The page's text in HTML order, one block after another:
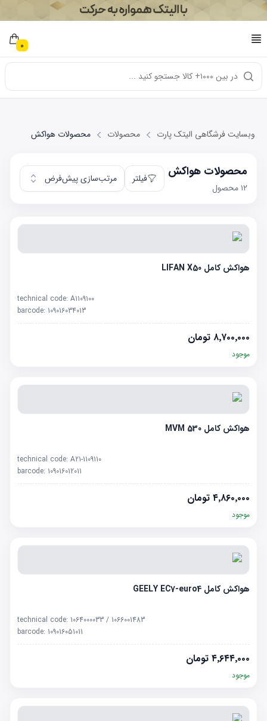
0
در بین ۱۰۰۰+ کالا جستجو کنید ...
وبسایت فرشگاهی الیتک پارت محصولات محصولات هواکش
محصولات هواکش
۱۲محصول
فیلتر مرتب‌سازی پیش‌فرض
هواکش کامل LIFAN X50
technical code: A1109100
barcode: 109016034013
۸٬۷۰۰٬۰۰۰ تومان
موجود
هواکش کامل MVM 530
technical code: A21-1109110
barcode: 109016012011
۴٬۸۶۰٬۰۰۰ تومان
موجود
هواکش کامل GEELY EC7-euro4
technical code: 1064000033 / 1066001483
barcode: 109016051011
۴٬۶۴۴٬۰۰۰ تومان
موجود